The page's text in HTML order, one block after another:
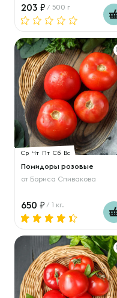
203 / 500 г
Ср Чт Пт Сб Вс
Помидоры розовые
от Бориса Спивакова
650 / 1 кг.